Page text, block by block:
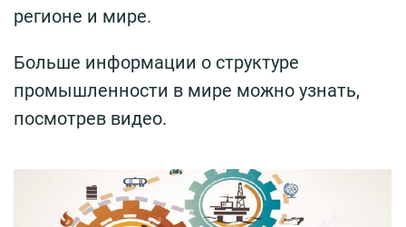
регионе и мире.
Больше информации о структуре
промышленности в мире можно узнать,
посмотрев видео.